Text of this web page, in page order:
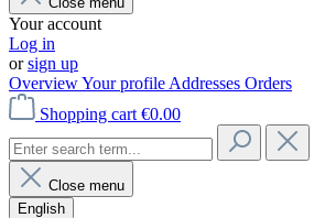
Your account
Log in
orsign up
OverviewYour profile Addresses Orders
Shopping cart €0.00
Close menu
English